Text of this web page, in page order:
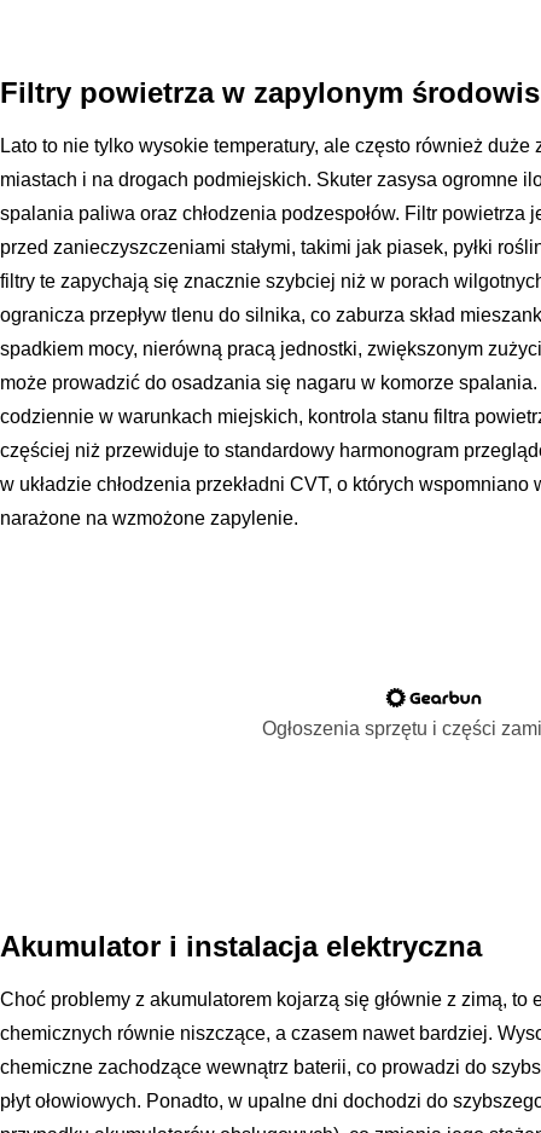
Filtry powietrza w zapylonym
Lato to nie tylko wysokie temperatury, ale często również
miastach i na drogach podmiejskich. Skuter zasysa ogromne
spalania paliwa oraz chłodzenia podzespołów. Filtr powietrza
przed zanieczyszczeniami stałymi, takimi jak piasek, pyłki
filtry te zapychają się znacznie szybciej niż w porach
ogranicza przepływ tlenu do silnika, co zaburza skład
spadkiem mocy, nierówną pracą jednostki, zwiększonym
może prowadzić do osadzania się nagaru w komorze
codziennie w warunkach miejskich, kontrola stanu filtra
częściej niż przewiduje to standardowy harmonogram
w układzie chłodzenia przekładni CVT, o których
narażone na wzmożone zapylenie.
Ogłoszenia sprzętu i części
Akumulator i instalacja elektryczna
Choć problemy z akumulatorem kojarzą się głównie z zimą, to
chemicznych równie niszczące, a czasem nawet bardziej.
chemiczne zachodzące wewnątrz baterii, co prowadzi do
płyt ołowiowych. Ponadto, w upalne dni dochodzi do